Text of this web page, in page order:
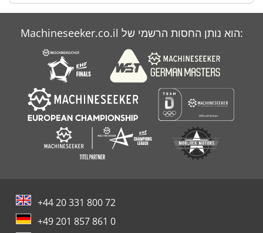
Machineseeker.co.il הוא נותן החסות הרשמי של:
+44 20 331 800 72
+49 201 857 861 0